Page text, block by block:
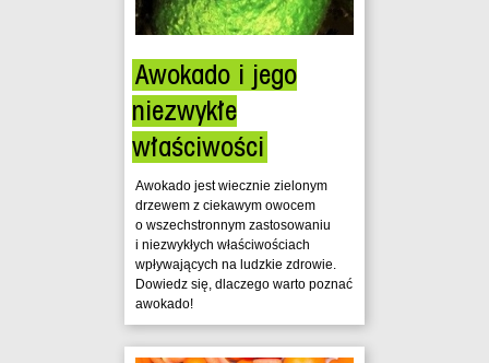
Awokado i jego
niezwykłe
właściwości
Awokado jest wiecznie zielonym
drzewem z ciekawym owocem
o wszechstronnym zastosowaniu
i niezwykłych właściwościach
wpływających na ludzkie zdrowie.
Dowiedz się, dlaczego warto poznać
awokado!